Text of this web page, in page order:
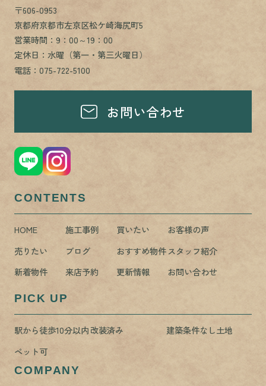
〒606-0953
京都府京都市左京区松ケ崎海尻町5
営業時間：9：00～19：00
定休日：水曜（第一・第三火曜日）
電話：075-722-5100
お問い合わせ
CONTENTS
HOME 施工事例 買いたい
お客様の声
売りたい
ブログ おすすめ物件スタッフ紹介
新着物件
来店予約 更新情報 お問い合わせ
PICK UP
駅から徒歩10分以内改装済み
建築条件なし土地
ペット可
COMPANY